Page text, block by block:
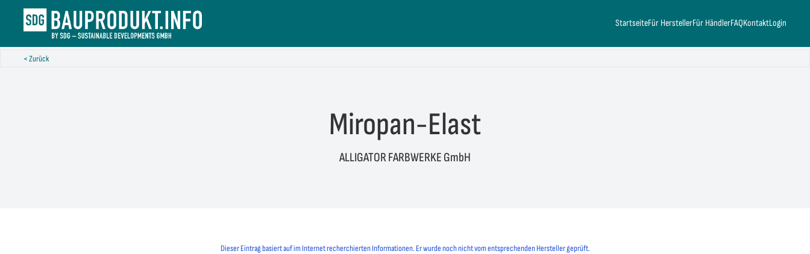
StartseiteFür HerstellerFür HändlerFAQKontaktLogin
< Zurück
Miropan-Elast
ALLIGATOR FARBWERKE GmbH
Dieser Eintrag basiert auf im Internet recherchierten Informationen. Er wurde noch nicht vom entsprechenden Hersteller geprüft.